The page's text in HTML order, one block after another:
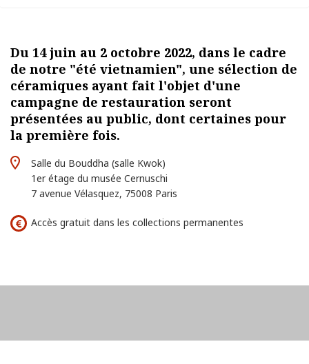
Du 14 juin au 2 octobre 2022, dans le cadre
de notre "été vietnamien", une sélection de
céramiques ayant fait l'objet d'une
campagne de restauration seront
présentées au public, dont certaines pour
la première fois.
Salle du Bouddha (salle Kwok)
1er étage du musée Cernuschi
7 avenue Vélasquez, 75008 Paris
Accès gratuit dans les collections permanentes